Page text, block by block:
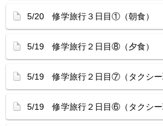
5/20 修学旅行３日目①（朝食）
5/19 修学旅行２日目⑧（夕食）
5/19 修学旅行２日目⑦（タクシー
5/19 修学旅行２日目⑥（タクシー